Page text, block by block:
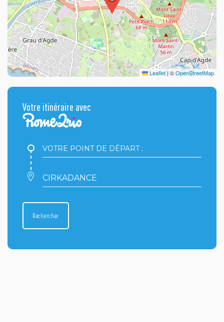
Leaflet | ©OpenStreetMap
Votre itinéraire avec
Votre
point
:Votre
point
:
Rechercher